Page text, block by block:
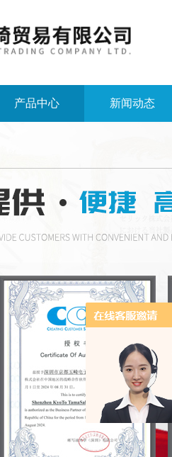
产品中心 新闻动态